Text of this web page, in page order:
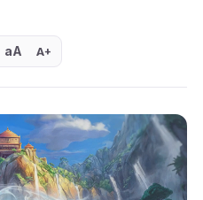
aA A+